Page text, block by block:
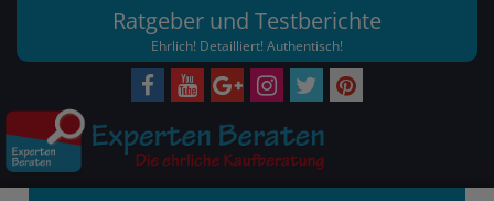
Ratgeber und Testberichte
Ehrlich! Detailliert! Authentisch!